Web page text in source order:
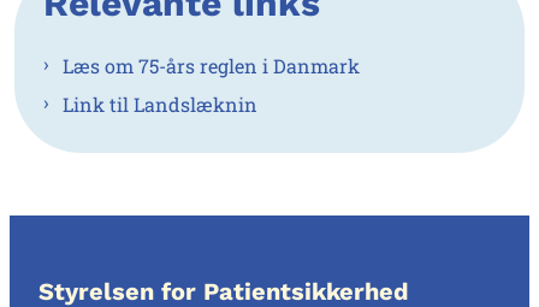
Læs om 75-års reglen i Danmark
Link til Landslæknin
Styrelsen for Patientsikkerhed